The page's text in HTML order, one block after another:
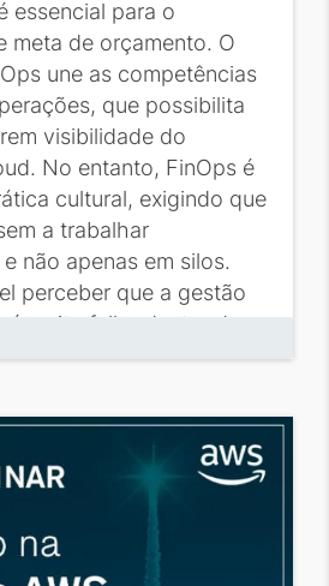
essencial para o
meta de orçamento. O
une as competências
que possibilita
visibilidade do
No entanto, FinOps é
cultural, exigindo que
a trabalhar
não apenas em silos.
perceber que a gestão
é muito falha dentro das...